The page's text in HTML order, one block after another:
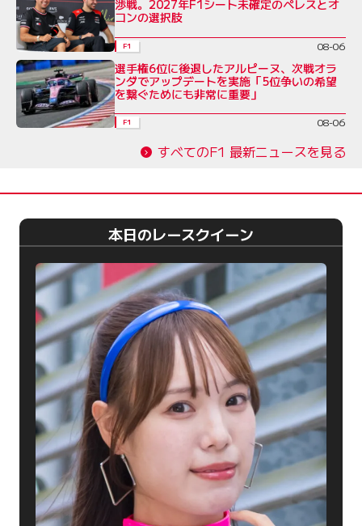
渉戦。2027年F1シート未確定のペレスとオ
コンの選択肢
F1 08-06
選手権6位に後退したアルピーヌ、次戦オラ
ンダでアップデートを実施「5位争いの希望
を繋ぐためにも非常に重要」
F1 08-06
すべてのF1 最新ニュースを見る
本日のレースクイーン